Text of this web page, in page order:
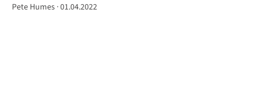
Pete Humes 01.04.2022